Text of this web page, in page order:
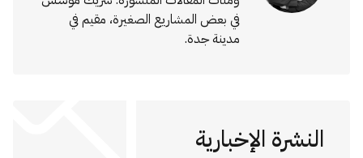
في بعض المشاريع الصغيرة، مقيم في
مدينة جدة.
النشرة الإخبارية